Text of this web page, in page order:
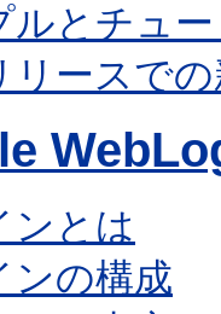
ルとチュ
リースで
ンとは
ンの構成